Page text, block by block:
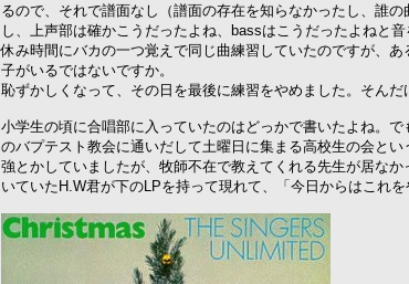
るので、それで譜面なし（譜面の存在を知らなかったし、誰
し、上声部は確かこうだったよね、bassはこうだったよねと
休み時間にバカの一つ覚えで同じ曲練習していたのですが、
子がいるではないですか。
恥ずかしくなって、その日を最後に練習をやめました。そんだ
小学生の頃に合唱部に入っていたのはどっかで書いたよね。
のバプテスト教会に通いだして土曜日に集まる高校生の会と
強とかしていましたが、牧師不在で教えてくれる先生が居な
いていたH.W君が下のLPを持って現れて、「今日からはこれを